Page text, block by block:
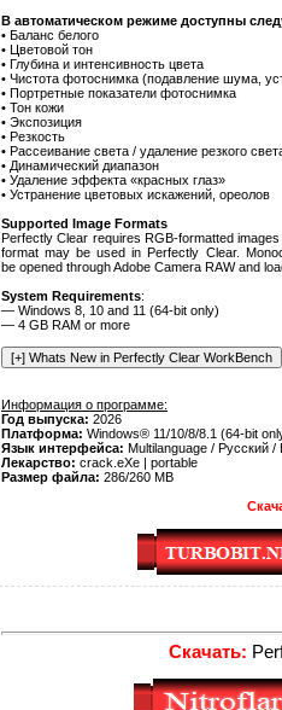
В автоматическом режиме доступны
• Баланс белого
• Цветовой тон
• Глубина и интенсивность цвета
• Чистота фотоснимка (подавление шума,
• Портретные показатели фотоснимка
• Тон кожи
• Экспозиция
• Резкость
• Рассеивание света / удаление резкого
• Динамический диапазон
• Удаление эффекта «красных глаз»
• Устранение цветовых искажений, ореолов
Supported Image Formats
Perfectly Clear requires RGB-formatted
format may be used in Perfectly Clear.
be opened through Adobe Camera RAW and
System Requirements:
— Windows 8, 10 and 11 (64-bit only)
— 4 GB RAM or more
Информация о программе:
Год выпуска: 2026
Платформа: Windows® 11/10/8/8.1 (64-bit
Язык интерфейса: Multilanguage / Русский /
Лекарство: crack.eXe | portable
Размер файла: 286/260 MB
Скачать: